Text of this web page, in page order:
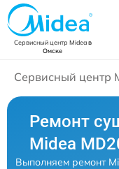
Сервисный центр Mideaв
Омске
Сервисный центр
Ремонт
Midea
Выполняем ремонт